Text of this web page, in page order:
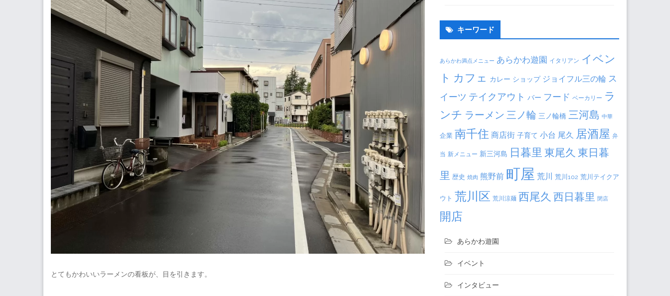
とてもかわいいラーメンの看板が、目を引きます。
キーワード
あらかわ満点メニュー あらかわ遊園 イタリアン イベン
ト カフェ カレー ショップ ジョイフル三の輪 ス
イーツ テイクアウト バー フード ベーカリー ラ
ンチ ラーメン 三ノ輪 三ノ輪橋 三河島 中華
企業 南千住 商店街 子育て 小台 尾久 居酒屋 弁
当 新メニュー 新三河島 日暮里 東尾久 東日暮
里 歴史 焼肉 熊野前 町屋 荒川 荒川102 荒川テイクア
ウト 荒川区 荒川涼麺 西尾久 西日暮里 閉店
開店
あらかわ遊園
イベント
インタビュー